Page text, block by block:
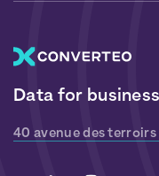
Data for
40 avenue des terroirs